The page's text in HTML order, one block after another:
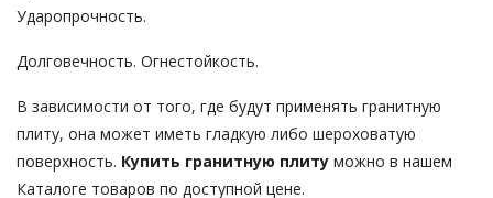
Ударопрочность.
Долговечность. Огнестойкость.
В зависимости от того, где будут применять гранитную
плиту, она может иметь гладкую либо шероховатую
поверхность. Купить гранитную плиту можно в нашем
Каталоге товаров по доступной цене.